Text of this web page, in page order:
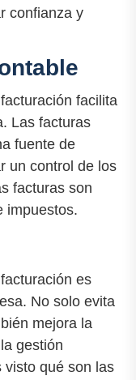
confianza y
facilita
Las facturas
fuente de
un control de los
facturas son
impuestos.
es
No solo evita
mejora la
gestión
visto qué son las